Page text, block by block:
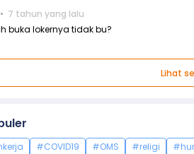
7 tahun yang lalu
buka lokernya tidak bu?
Lihat
#COVID19 #OMS #religi